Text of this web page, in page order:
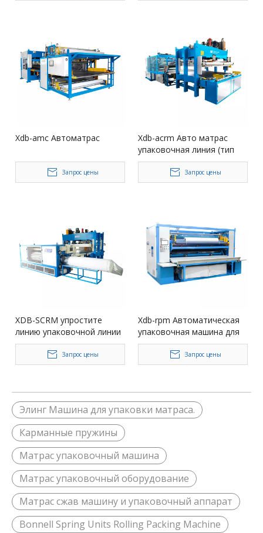
Xdb-amc Автоматрас
Запрос цены
Xdb-acrm Авто матрас
упаковочная линия (тип
ручного мешка)
Запрос цены
XDB-SCRM упростите
линию упаковочной линии
матраса для матраса
Запрос цены
Xdb-rpm Автоматическая
упаковочная машина для
упаковки матраса (выход
на регулируемый)
Запрос цены
Элинг Машина для упаковки матраса.
Карманные пружины
Матрас упаковочный машина
Матрас упаковочный оборудование
Матрас сжав машину и упаковочный аппарат
Bonnell Spring Units Rolling Packing Machine